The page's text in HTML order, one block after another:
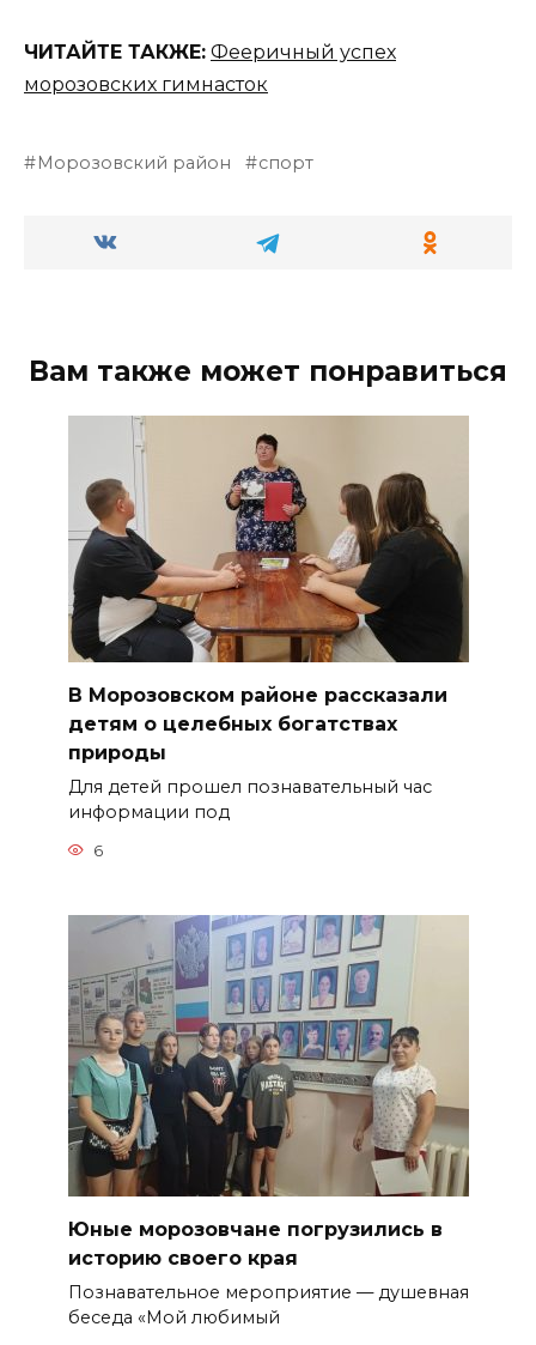
ЧИТАЙТЕ ТАКЖЕ: Фееричный успех
морозовских гимнасток
Морозовский район спорт
Вам также может понравиться
В Морозовском районе рассказали
детям о целебных богатствах
природы
Для детей прошел познавательный час
информации под
6
Юные морозовчане погрузились в
историю своего края
Познавательное мероприятие — душевная
беседа «Мой любимый